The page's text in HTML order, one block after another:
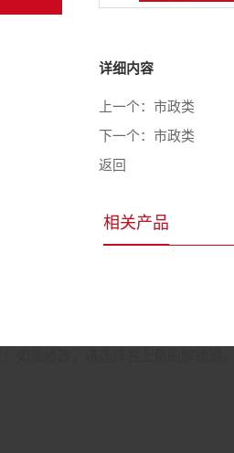
详细内容
上一个： 市政类
下一个： 市政类
返回
相关产品